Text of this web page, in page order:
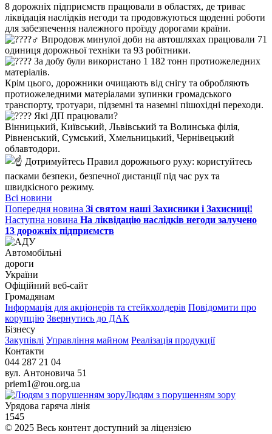
8 дорожніх підприємств працювали в областях, де триває
ліквідація наслідків негоди та продовжуються щоденні роботи
для забезпечення належного проїзду дорогами країни.
Впродовж минулої доби на автошляхах працювали 71
одиниця дорожньої техніки та 93 робітники.
За добу були використано 1 182 тонн протиожеледних
матеріалів.
Крім цього, дорожники очищають від снігу та обробляють
протиожеледними матеріалами зупинки громадського
транспорту, тротуари, підземні та наземні пішохідні переходи.
Які ДП працювали?
Вінницький, Київський, Львівський та Волинська філія,
Рівненський, Сумський, Хмельницький, Чернівецький
облавтодори.
Дотримуйтесь Правил дорожнього руху: користуйтесь
пасками безпеки, безпечної дистанції під час рух та
швидкісного режиму.
Всі новини
Попередня новина Зі святом наші Захисники і Захисниці!
Наступна новина На ліквідацію наслідків негоди залучено
13 дорожніх підприємств
Автомобільні
дороги
України
Офіційний веб‑сайт
Громадянам
Інформація для акціонерів та стейкхолдерів Повідомити про
корупцію Звернутись до ДАК
Бізнесу
Закупівлі Управління майном Реалізація продукції
Контакти
044 287 21 04
вул. Антоновича 51
priem1@rou.org.ua
Людям з порушенням зору
Урядова гаряча лінія
1545
© 2025 Весь контент доступний за ліцензією